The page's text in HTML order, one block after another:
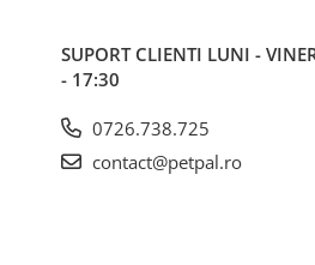
SUPORT CLIENTI LUNI -
- 17:30
0726.738.725
contact@petpal.ro